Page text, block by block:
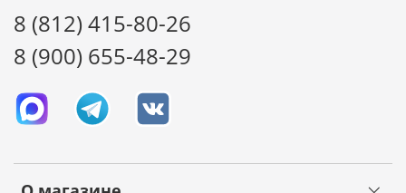
8 (812) 415-80-26
8 (900) 655-48-29